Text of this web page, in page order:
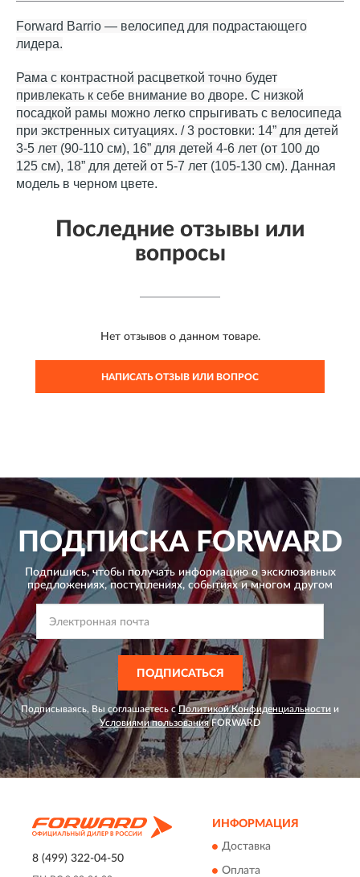
Forward Barrio — велосипед для подрастающего
лидера.
Рама с контрастной расцветкой точно будет
привлекать к себе внимание во дворе. С низкой
посадкой рамы можно легко спрыгивать с велосипеда
при экстренных ситуациях. / 3 ростовки: 14” для детей
3-5 лет (90-110 см), 16” для детей 4-6 лет (от 100 до
125 см), 18” для детей от 5-7 лет (105-130 см). Данная
модель в черном цвете.
Последние отзывы или
вопросы
Нет отзывов о данном товаре.
НАПИСАТЬ ОТЗЫВ ИЛИ ВОПРОС
ПОДПИСКАFORWARD
Подпишись, чтобы получать информацию о эксклюзивных
предложениях,поступлениях, событиях и многом другом
ПОДПИСАТЬСЯ
Подписываясь, Вы соглашаетесь с Политикой Конфиденциальности и
Условиями пользованияFORWARD
8 (499) 322-04-50
ИНФОРМАЦИЯ
Доставка
Оплата